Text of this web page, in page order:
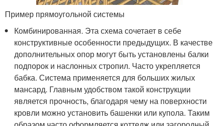
Пример прямоугольной системы
Комбинированная. Эта схема сочетает в себе
конструктивные особенности предыдущих. В качестве
дополнительных опор могут быть установлены балки
подпорок и наслонных стропил. Часто укрепляется
бабка. Система применяется для больших жилых
мансард. Главным удобством такой конструкции
является прочность, благодаря чему на поверхности
кровли можно установить башенки или купола. Таким